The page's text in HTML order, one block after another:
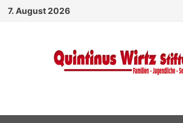
Zurück
7. August 2026